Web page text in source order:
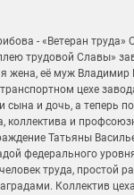
- «Ветеран
трудовой Славы»
жена, её муж
цехе
сына и дочь, а теперь
коллектива и
Татьяны
федерального
труда, простой
Коллектив